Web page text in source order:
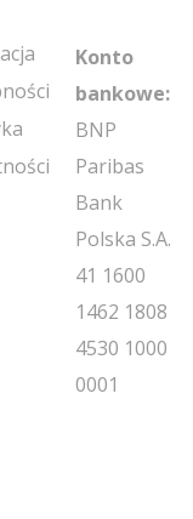
Konto
bankowe:
BNP
Paribas
Bank
Polska S.A.
41 1600
1462 1808
4530 1000
0001